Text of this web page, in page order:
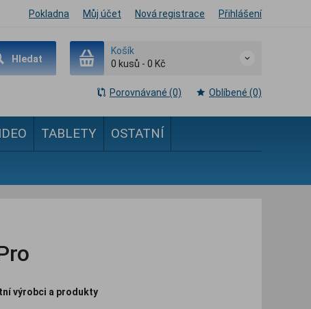
Pokladna Můj účet Nová registrace Přihlášení
Hledat
Košík
0 kusů - 0 Kč
Porovnávané (0) Oblíbené (0)
TABLETY OSTATNÍ
výrobci a produkty